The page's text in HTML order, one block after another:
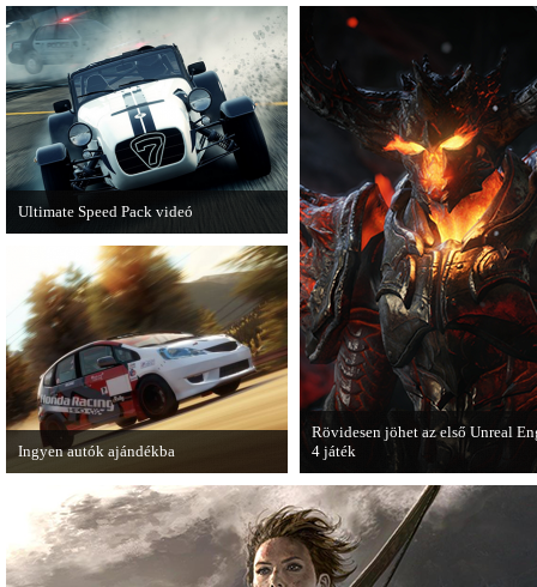
Új videóval jelentkezik az Insomniac Games játéka, a Fuse.
Ultimate Speed Pack videó
Már elérhető a Need for Speed Most
Wanted első nagyobb kiegészítő
csomagja.
Rövidesen jöhet az első Unreal
4 játék
A Zombie Studios készölő játéka
Epic Games legújabb motorját, az
Unreal Engine 4-et fogja
Ingyen autók ajándékba
A Forza Horizon készítői ingyenesen
letölthető autókkal kedveskednek a
játékosok számára.